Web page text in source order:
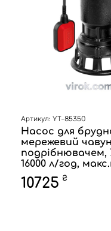
Артикул: YT-85350
Насос для
мережевий
подрібнювачем,
16000 л/год,
10725 ₴